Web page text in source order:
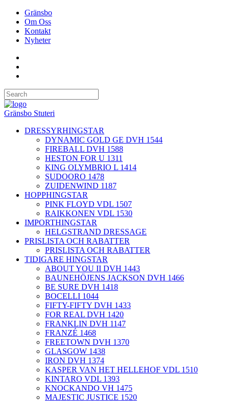
Gränsbo
Om Oss
Kontakt
Nyheter
Gränsbo Stuteri
DRESSYRHINGSTAR
DYNAMIC GOLD GE DVH 1544
FIREBALL DVH 1588
HESTON FOR U 1311
KING OLYMBRIO L 1414
SUDOORO 1478
ZUIDENWIND 1187
HOPPHINGSTAR
PINK FLOYD VDL 1507
RAIKKONEN VDL 1530
IMPORTHINGSTAR
HELGSTRAND DRESSAGE
PRISLISTA OCH RABATTER
PRISLISTA OCH RABATTER
TIDIGARE HINGSTAR
ABOUT YOU II DVH 1443
BAUNEHÖJENS JACKSON DVH 1466
BE SURE DVH 1418
BOCELLI 1044
FIFTY-FIFTY DVH 1433
FOR REAL DVH 1420
FRANKLIN DVH 1147
FRANZÉ 1468
FREETOWN DVH 1370
GLASGOW 1438
IRON DVH 1374
KASPER VAN HET HELLEHOF VDL 1510
KINTARO VDL 1393
KNOCKANDO VH 1475
MAJESTIC JUSTICE 1520